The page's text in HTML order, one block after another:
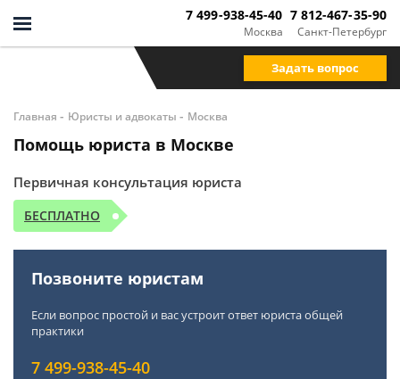
Москва
7 499-938-45-40
Санкт-Петербург
7 812-467-35-90
Задать вопрос
Главная - Юристы и адвокаты - Москва
Помощь юриста в Москве
Первичная консультация юриста
БЕСПЛАТНО
Позвоните юристам
Если вопрос простой и вас устроит ответ юриста общей
практики
7 499-938-45-40